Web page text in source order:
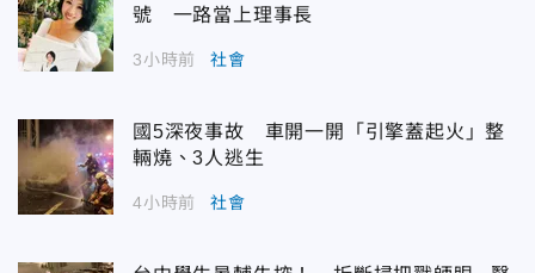
號 一路當上理事長
3小時前 社會
國5深夜事故 車開一開「引擎蓋起火」整
輛燒、3人逃生
4小時前 社會